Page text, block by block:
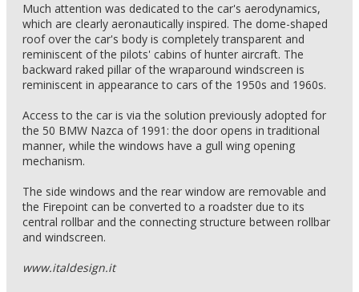
Much attention was dedicated to the car's aerodynamics,
which are clearly aeronautically inspired. The dome-shaped
roof over the car's body is completely transparent and
reminiscent of the pilots' cabins of hunter aircraft. The
backward raked pillar of the wraparound windscreen is
reminiscent in appearance to cars of the 1950s and 1960s.
Access to the car is via the solution previously adopted for
the 50 BMW Nazca of 1991: the door opens in traditional
manner, while the windows have a gull wing opening
mechanism.
The side windows and the rear window are removable and
the Firepoint can be converted to a roadster due to its
central rollbar and the connecting structure between rollbar
and windscreen.
www.italdesign.it